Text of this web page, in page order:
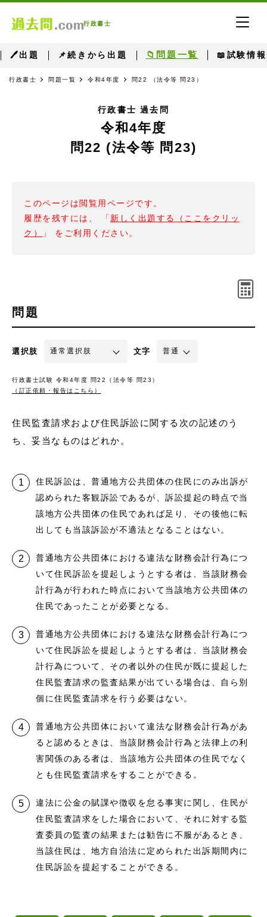
行政書士
🖊出題 📌続きから出題 📁問題一覧 📖試験情報
行政書士 問題一覧 令和4年度 問22 （法令等 問23）
行政書士 過去問
令和4年度
問22 (法令等 問23)
このページは閲覧用ページです。
履歴を残すには、 「 新しく出題する（ここをクリッ
ク）
」 をご利用ください。
問題
選択肢 文字
行政書士試験 令和4年度 問22（法令等 問23）
（訂正依頼・報告はこちら）
住民監査請求および住民訴訟に関する次の記述のう
ち、妥当なものはどれか。
住民訴訟は、普通地方公共団体の住民にのみ出訴が
認められた客観訴訟であるが、訴訟提起の時点で当
該地方公共団体の住民であれば足り、その後他に転
出しても当該訴訟が不適法となることはない。
普通地方公共団体における違法な財務会計行為につ
いて住民訴訟を提起しようとする者は、当該財務会
計行為が行われた時点において当該地方公共団体の
住民であったことが必要となる。
普通地方公共団体における違法な財務会計行為につ
いて住民訴訟を提起しようとする者は、当該財務会
計行為について、その者以外の住民が既に提起した
住民監査請求の監査結果が出ている場合は、自ら別
個に住民監査請求を行う必要はない。
普通地方公共団体において違法な財務会計行為があ
ると認めるときは、当該財務会計行為と法律上の利
害関係のある者は、当該地方公共団体の住民でなく
とも住民監査請求をすることができる。
違法に公金の賦課や徴収を怠る事実に関し、住民が
住民監査請求をした場合において、それに対する監
査委員の監査の結果または勧告に不服があるとき、
当該住民は、地方自治法に定められた出訴期間内に
住民訴訟を提起することができる。